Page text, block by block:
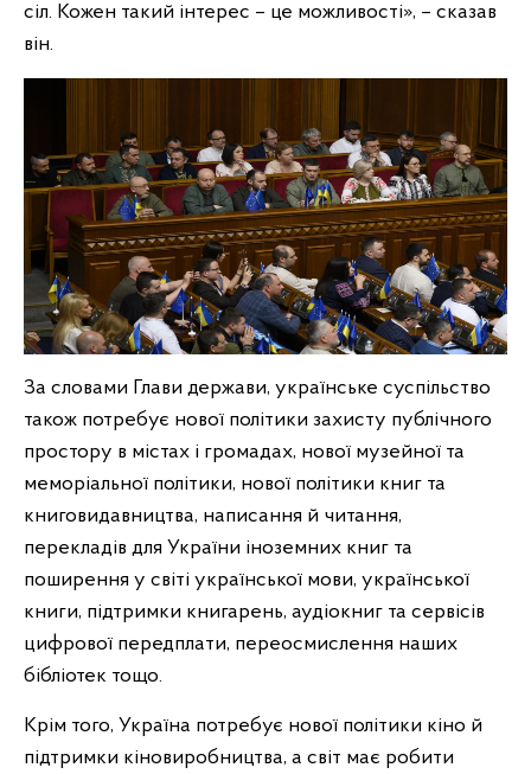
сіл. Кожен такий інтерес – це можливості», – сказав
він.
За словами Глави держави, українське суспільство
також потребує нової політики захисту публічного
простору в містах і громадах, нової музейної та
меморіальної політики, нової політики книг та
книговидавництва, написання й читання,
перекладів для України іноземних книг та
поширення у світі української мови, української
книги, підтримки книгарень, аудіокниг та сервісів
цифрової передплати, переосмислення наших
бібліотек тощо.
Крім того, Україна потребує нової політики кіно й
підтримки кіновиробництва, а світ має робити